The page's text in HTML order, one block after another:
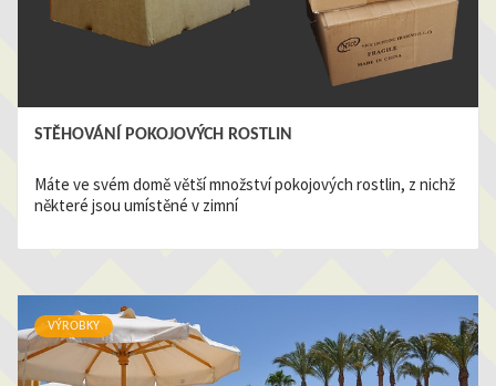
STĚHOVÁNÍ POKOJOVÝCH ROSTLIN
Máte ve svém domě větší množství pokojových rostlin, z nichž
některé jsou umístěné v zimní
VÝROBKY